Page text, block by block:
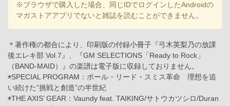
※ブラウザで購入した場合、同じIDでログインしたAndroidの
マガストアアプリでないと雑誌を読むことができません。
＊著作権の都合により、印刷版の付録小冊子『弓木英梨乃の放課
後エレキ部 Vol.7』、『GM SELECTIONS「Ready to Rock」
（BAND-MAID）』の楽譜は電子版に収録しておりません。
◉SPECIAL PROGRAM：ポール・リード・スミス革命 理想を追
い続けた”挑戦と創造”の半世紀
◉THE AXIS’ GEAR：Vaundy feat. TAIKING/サトウカツシロ/Duran